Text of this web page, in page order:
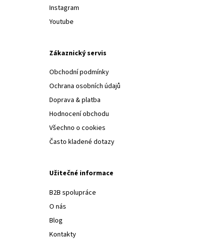
Instagram
Youtube
Zákaznický servis
Obchodní podmínky
Ochrana osobních údajů
Doprava & platba
Hodnocení obchodu
Všechno o cookies
Často kladené dotazy
Užitečné informace
B2B spolupráce
O nás
Blog
Kontakty